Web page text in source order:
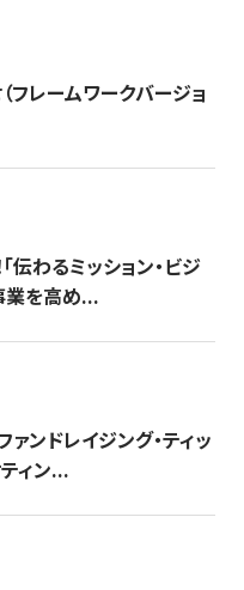
フレームワークバージョ
伝わるミッション・ビジ
業を高め...
ァンドレイジング・ティッ
ィン...